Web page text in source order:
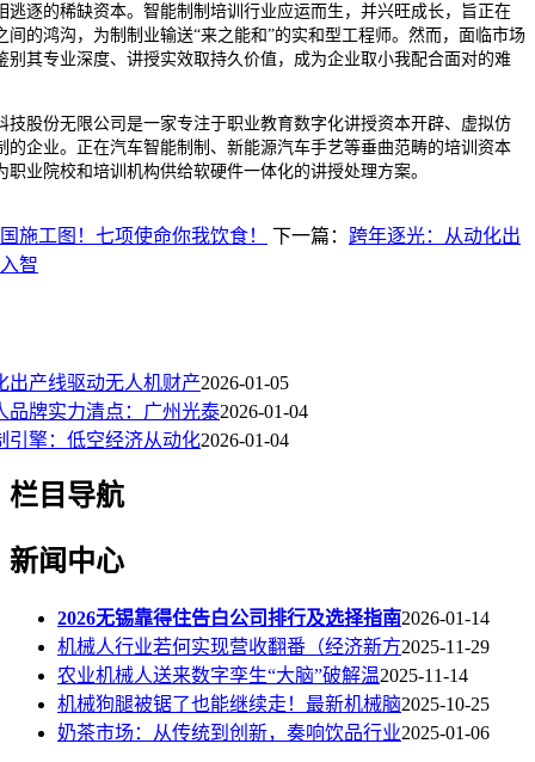
逃逐的稀缺资本。智能制制培训行业应运而生，并兴旺成长，旨正在
间的鸿沟，为制制业输送“来之能和”的实和型工程师。然而，面临市场
别其专业深度、讲授实效取持久价值，成为企业取小我配合面对的难
份无限公司是一家专注于职业教育数字化讲授资本开辟、虚拟仿
的企业。正在汽车智能制制、新能源汽车手艺等垂曲范畴的培训资本
业院校和培训机构供给软硬件一体化的讲授处理方案。
施工图！七项使命你我饮食！ 下一篇： 跨年逐光：从动化出
智
出产线驱动无人机财产2026-01-05
品牌实力清点：广州光泰2026-01-04
引擎：低空经济从动化2026-01-04
栏目导航
新闻中心
2026无锡靠得住告白公司排行及选择指南2026-01-14
机械人行业若何实现营收翻番（经济新方2025-11-29
农业机械人送来数字孪生“大脑”破解温2025-11-14
机械狗腿被锯了也能继续走！最新机械脑2025-10-25
奶茶市场：从传统到创新，奏响饮品行业2025-01-06